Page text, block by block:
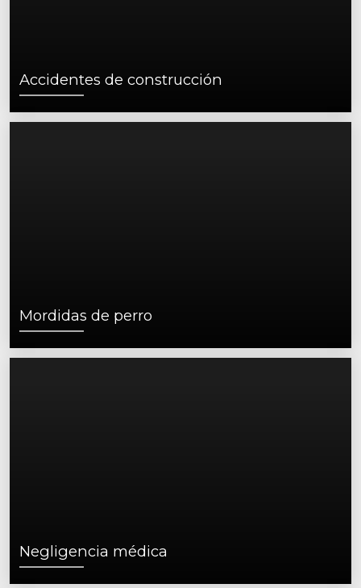
Accidentes de construcción
Mordidas de perro
Negligencia médica